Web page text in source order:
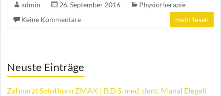
admin 26. September 2016
Physiotherapie
Keine Kommentare
mehr lesen
Neuste Einträge
Zahnarzt Solothurn ZMAK | B.D.S. med. dent. Manal Elegeli